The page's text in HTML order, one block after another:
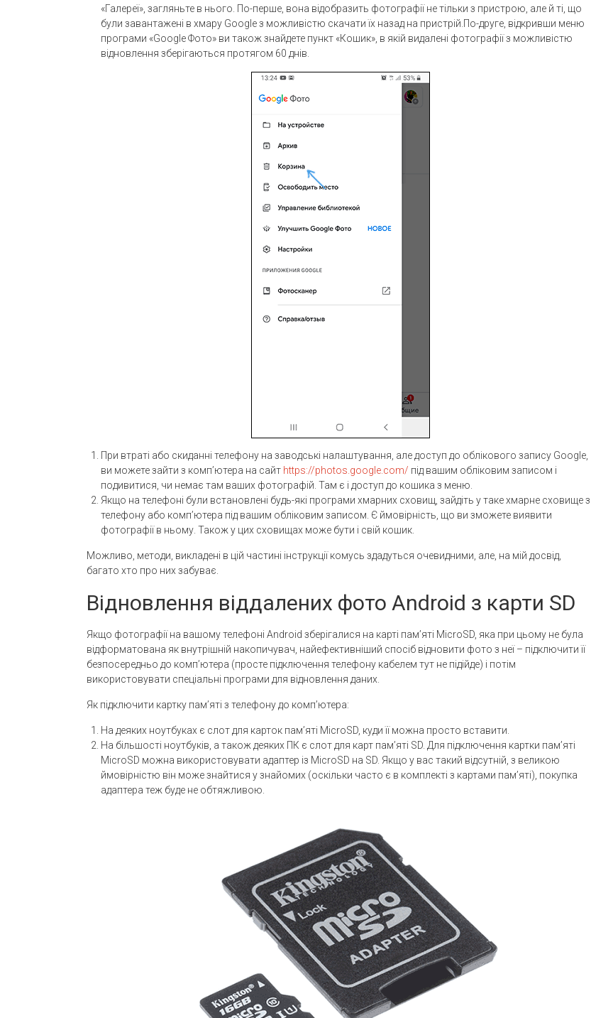
«Галереї», загляньте в нього. По-перше, вона відобразить фотографії не тільки з пристрою, але й ті, що
були завантажені в хмару Google з можливістю скачати їх назад на пристрій.По-друге, відкривши меню
програми «Google Фото» ви також знайдете пункт «Кошик», в якій видалені фотографії з можливістю
відновлення зберігаються протягом 60 днів.
При втраті або скиданні телефону на заводські налаштування, але доступ до облікового запису Google,
ви можете зайти з комп’ютера на сайт https://photos.google.com/ під вашим обліковим записом і
подивитися, чи немає там ваших фотографій. Там є і доступ до кошика з меню.
Якщо на телефоні були встановлені будь-які програми хмарних сховищ, зайдіть у таке хмарне сховище з
телефону або комп’ютера під вашим обліковим записом. Є ймовірність, що ви зможете виявити
фотографії в ньому. Також у цих сховищах може бути і свій кошик.
Можливо, методи, викладені в цій частині інструкції комусь здадуться очевидними, але, на мій досвід,
багато хто про них забуває.
Відновлення віддалених фото Android з карти SD
Якщо фотографії на вашому телефоні Android зберігалися на карті пам’яті MicroSD, яка при цьому не була
відформатована як внутрішній накопичувач, найефективніший спосіб відновити фото з неї – підключити її
безпосередньо до комп’ютера (просте підключення телефону кабелем тут не підійде) і потім
використовувати спеціальні програми для відновлення даних.
Як підключити картку пам’яті з телефону до комп’ютера:
На деяких ноутбуках є слот для карток пам’яті MicroSD, куди її можна просто вставити.
На більшості ноутбуків, а також деяких ПК є слот для карт пам’яті SD. Для підключення картки пам’яті
MicroSD можна використовувати адаптер із MicroSD на SD. Якщо у вас такий відсутній, з великою
ймовірністю він може знайтися у знайомих (оскільки часто є в комплекті з картами пам’яті), покупка
адаптера теж буде не обтяжливою.